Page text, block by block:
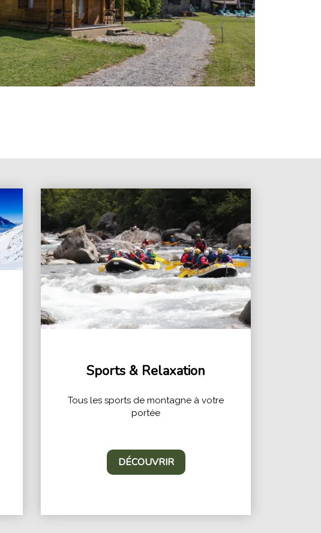
Sports & Relaxation
Tous les sports de montagne à votre
portée
DÉCOUVRIR